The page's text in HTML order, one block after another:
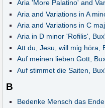
Aria 'More Palatino' and
Aria and Variations in A
Aria and Variations in C
Aria in D minor 'Rofilis',
Att du, Jesu, will mig höra,
Auf meinen lieben Gott,
Auf stimmet die Saiten,
B
Bedenke Mensch das